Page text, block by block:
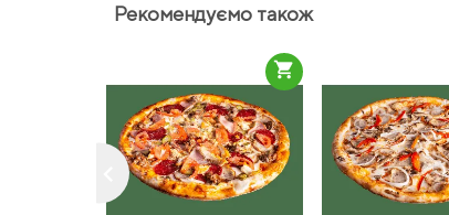
Рекомендуємо також
shopping_cart